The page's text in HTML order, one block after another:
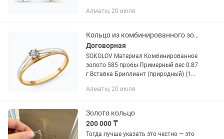
не были использованы, не
Алматы, 20 июля
Кольцо из комбинированного золота с бриллиантами
Договорная
SOKOLOV Материал Комбинированное
золото 585 пробы Примерный вес 0.87
г Вставка Бриллиант (природный) (1
Изделия не были использованы, не
Алматы, 20 июля
Золото кольцо
200 000 ₸
Тогда лучше указать это честно — это